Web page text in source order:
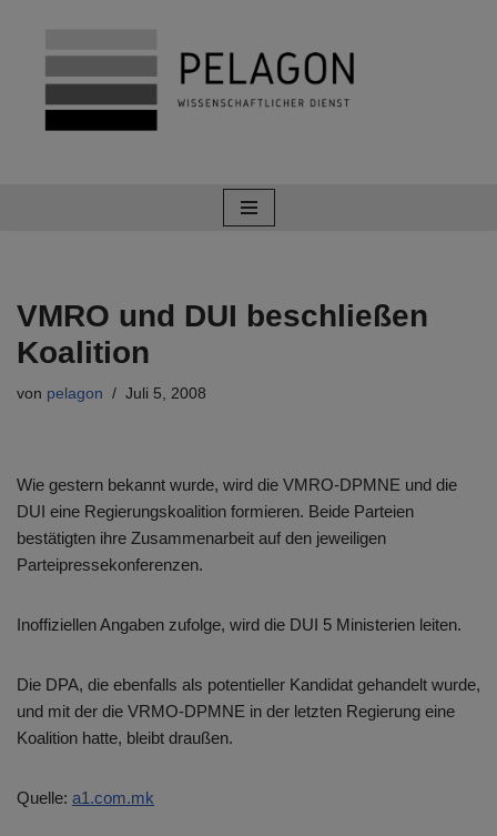
Zum
Inhalt
springen
VMRO und DUI beschließen
Koalition
von pelagon Juli 5, 2008
Wie gestern bekannt wurde, wird die VMRO-DPMNE und die
DUI eine Regierungskoalition formieren. Beide Parteien
bestätigten ihre Zusammenarbeit auf den jeweiligen
Parteipressekonferenzen.
Inoffiziellen Angaben zufolge, wird die DUI 5 Ministerien leiten.
Die DPA, die ebenfalls als potentieller Kandidat gehandelt wurde,
und mit der die VRMO-DPMNE in der letzten Regierung eine
Koalition hatte, bleibt draußen.
Quelle: a1.com.mk